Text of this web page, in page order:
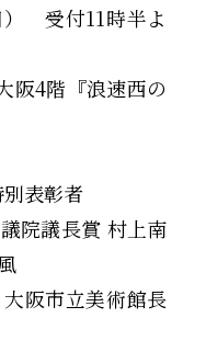
） 受付11時半よ
阪4階『浪速西の
表彰者
院議長賞 村上南
阪市立美術館長